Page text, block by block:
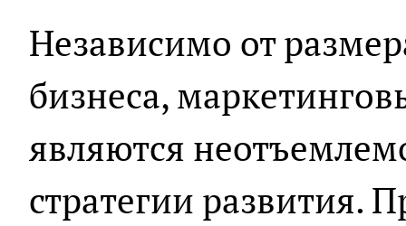
Независимо от
бизнеса,
являются
стратегии развития.